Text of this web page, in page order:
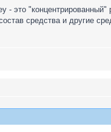
- это
средства и другие